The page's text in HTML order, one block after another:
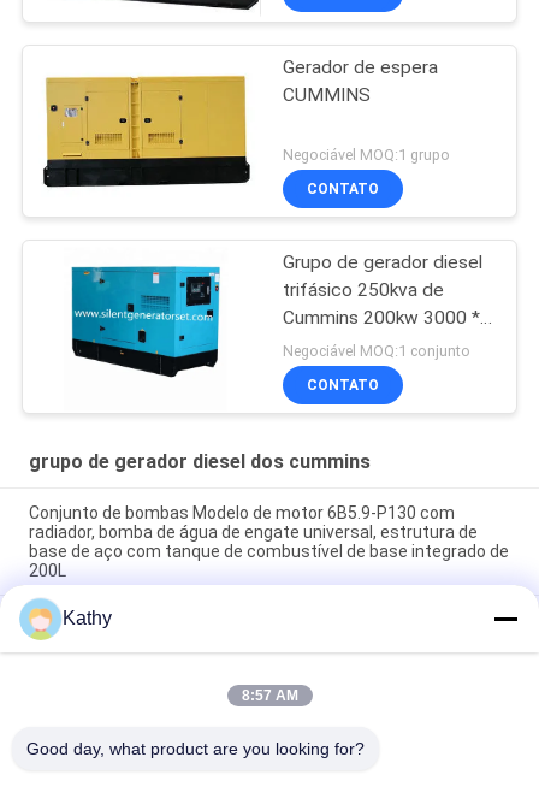
Gerador de espera
CUMMINS
Negociável MOQ:1 grupo
CONTATO
Grupo de gerador diesel
trifásico 250kva de
Cummins 200kw 3000 *
1050 * 1750mm
Negociável MOQ:1 conjunto
CONTATO
grupo de gerador diesel dos cummins
Conjunto de bombas Modelo de motor 6B5.9-P130 com
radiador, bomba de água de engate universal, estrutura de
base de aço com tanque de combustível de base integrado de
200L
8 horas de tanque de combustível CUMMINS Conjunto de
gerador a diesel alimentado por diesel para grau de proteção
IP23
Dos geradores industriais diesel de Cummins do grupo de
Kathy
8:57 AM
Good day, what product are you looking for?